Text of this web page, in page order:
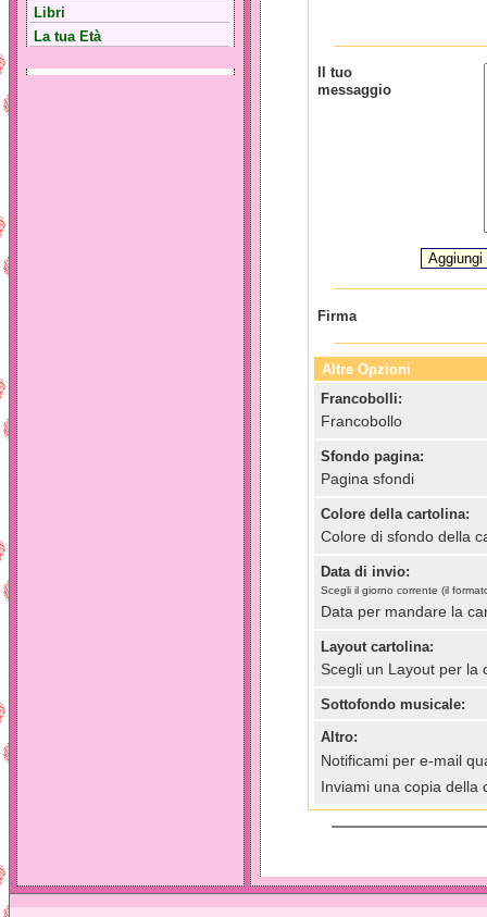
Libri
La tua Età
Il tuo
messaggio
Firma
Altre Opzioni
Francobolli:
Francobollo
Sfondo pagina:
Pagina sfondi
Colore della cartolina:
Colore di sfondo della
Data di invio:
Scegli il giorno corrente (il
Data per mandare la
Layout cartolina:
Scegli un Layout per la
Sottofondo musicale:
Altro:
Notificami per e-mail
Inviami una copia della